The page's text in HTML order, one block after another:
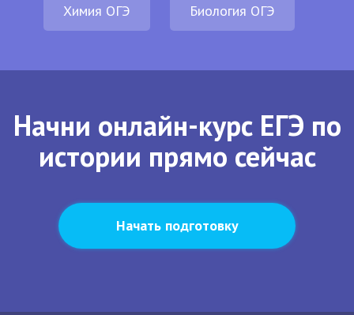
Химия ОГЭ Биология ОГЭ
Начни онлайн-курс ЕГЭ по
истории прямо сейчас
Начать подготовку